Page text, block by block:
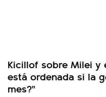
Kicillof sobre Milei y
está ordenada si la
mes?"